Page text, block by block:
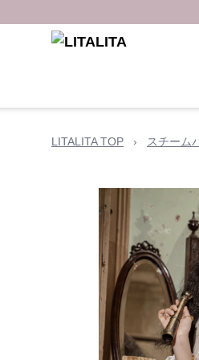
LITALITA TOP › スチーム